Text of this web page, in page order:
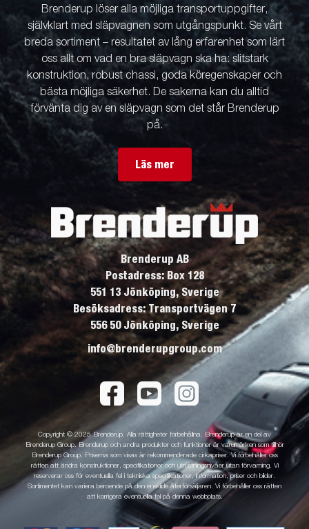
Brenderup löser alla möjliga transportuppgifter,
självklart med släpvagnen som utgångspunkt. Se vårt
breda sortiment – resultatet av lång erfarenhet som lärt
oss allt om vad en bra släpvagn ska ha: slitstark
konstruktion, robust chassi, goda köregenskaper och
bästa möjliga säkerhet. De sakerna kan du alltid
förvänta dig av en släpvagn som det står Brenderup
på.
Läs mer
Brenderup AB
Postadress: Box 128
551 13 Jönköping, Sverige
Besöksadress: Transportvägen 7
556 50 Jönköping, Sverige
info@brenderupgroup.com
Copyright © 2025 Brenderup. Alla rättigheter förbehållna. Brenderup är en del av
Brenderup Group. Brenderup och andra produkter och funktioner är varumärken som tillhör
Brenderup Group. Priserna som visas är rekommenderade cirkapriser. Vi förbehåller oss
rätten att ändra konstruktioner, specifikationer och utrustningsnivåer utan förvarning. Vi
reserverar oss för eventuella fel i tekniska specifikationer, information, priser och bilder.
Sortimentet kan variera beroende på den enskilde återförsäljaren. Vi förbehåller oss rätten
att korrigera eventuella fel på denna webbplats.